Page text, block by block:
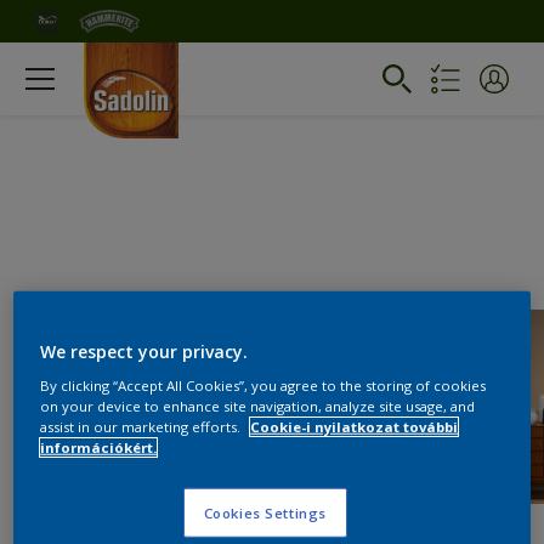
We respect your privacy.
By clicking “Accept All Cookies”, you agree to the storing of cookies
on your device to enhance site navigation, analyze site usage, and
assist in our marketing efforts.
Cookie-i nyilatkozat további
információkért.
Cookies Settings